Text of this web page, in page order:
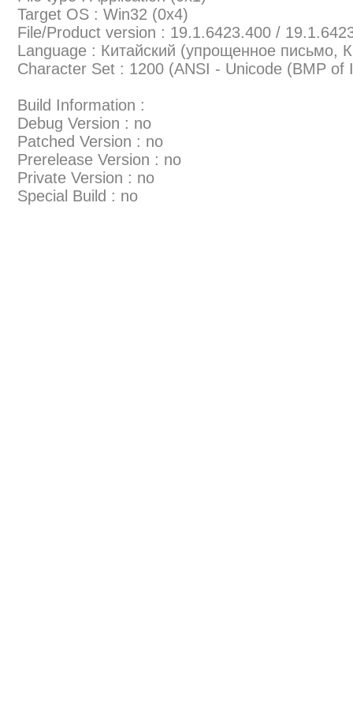
Target OS : Win32 (0x4)
File/Product version : 19.1.6423.400 /
Language : Китайский (упрощенное письмо,
Character Set : 1200 (ANSI - Unicode (BMP of
Build Information :
Debug Version : no
Patched Version : no
Prerelease Version : no
Private Version : no
Special Build : no